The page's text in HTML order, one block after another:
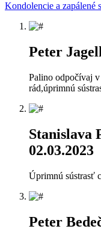
Kondolencie a zapálené
Peter
Palino odpočívaj
rád,úprimnú
Stanislava
02.03.2023
Úprimnú sústrasť
Peter